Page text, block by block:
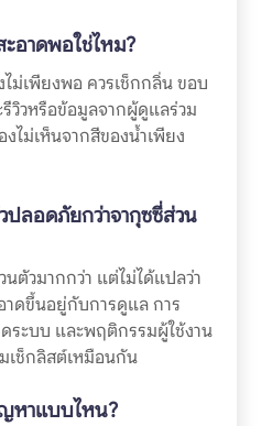
ะอาดพอใช่ไหม?
เพียงพอ ควรเช็กกลิ่น ขอบ
วิวหรือข้อมูลจากผู้ดูแลร่วม
ไม่เห็นจากสีของน้ำเพียง
ปลอดภัยกว่าจากุซซี่ส่วน
ตัวมากกว่า แต่ไม่ได้แปลว่า
าดขึ้นอยู่กับการดูแล การ
ระบบ และพฤติกรรมผู้ใช้งาน
เช็กลิสต์เหมือนกัน
หาแบบไหน?